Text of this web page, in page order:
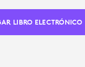
LIBRO ELECTRÓNICO